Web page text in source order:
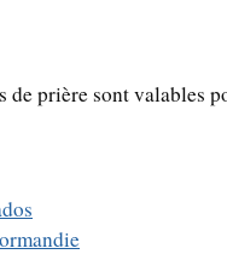
de prière sont valables